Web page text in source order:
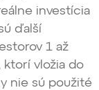
investícia
ďalší
1 až
ktorí vložia do
nie sú použité